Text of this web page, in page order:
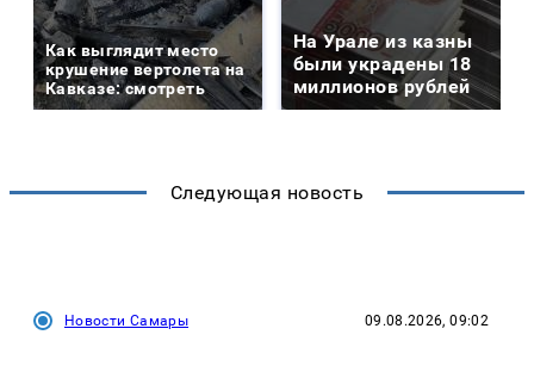
Как выглядит место
крушение вертолета на
Кавказе: смотреть
На Урале из казны
были украдены 18
миллионов рублей
Следующая новость
Новости Самары 09.08.2026, 09:02